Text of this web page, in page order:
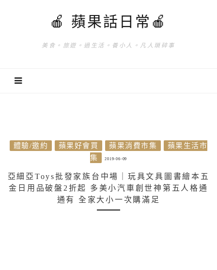
🍎 蘋果話日常🍎
美食。旅遊。過生活。養小人。凡人瑣碎事
體驗/邀約 蘋果好會買 蘋果消費市集
蘋果生活市
集
2019-06-09
亞細亞Toys批發家族台中場｜玩具文具圖書繪本五
金日用品破盤2折起 多美小汽車創世神第五人格通
通有 全家大小一次購滿足